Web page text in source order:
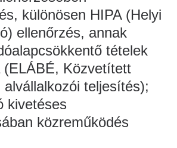
különösen HIPA (Helyi
ellenőrzés, annak
tételek
(ELÁBÉ, Közvetített
teljesítés);
kivetéses
közreműködés